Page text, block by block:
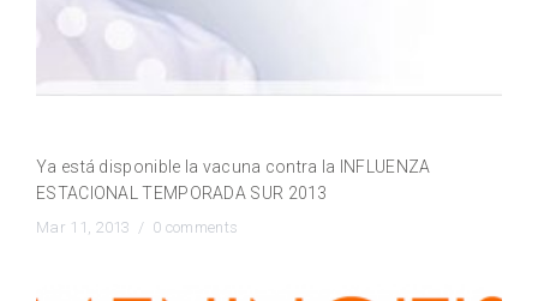
Ya está disponible la vacuna contra la INFLUENZA
ESTACIONAL TEMPORADA SUR 2013
Mar 11, 2013 / 0 comments